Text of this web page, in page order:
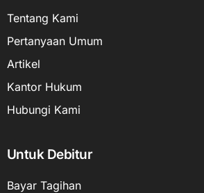
Tentang Kami
Pertanyaan Umum
Artikel
Kantor Hukum
Hubungi Kami
Untuk Debitur
Bayar Tagihan